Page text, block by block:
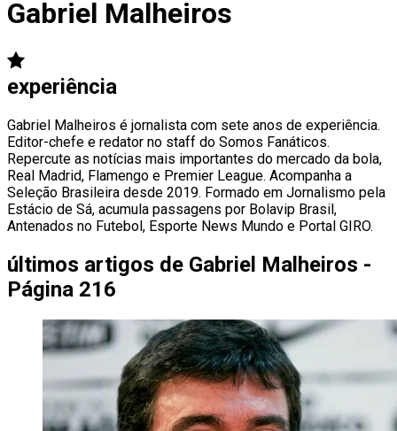
Gabriel Malheiros
experiência
Gabriel Malheiros é jornalista com sete anos de experiência.
Editor-chefe e redator no staff do Somos Fanáticos.
Repercute as notícias mais importantes do mercado da bola,
Real Madrid, Flamengo e Premier League. Acompanha a
Seleção Brasileira desde 2019. Formado em Jornalismo pela
Estácio de Sá, acumula passagens por Bolavip Brasil,
Antenados no Futebol, Esporte News Mundo e Portal GIRO.
últimos artigos de Gabriel Malheiros -
Página 216